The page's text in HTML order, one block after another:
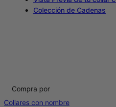
Colección de Cadenas
Compra por
Collares con nombre